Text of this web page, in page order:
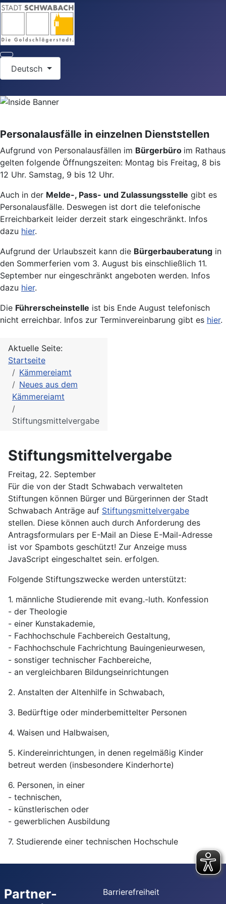
Deutsch
Personalausfälle in einzelnen Dienststellen
Aufgrund von Personalausfällen im Bürgerbüro im Rathaus
gelten folgende Öffnungszeiten: Montag bis Freitag, 8 bis
12 Uhr. Samstag, 9 bis 12 Uhr.
Auch in der Melde-, Pass- und Zulassungsstelle gibt es
Personalausfälle. Deswegen ist dort die telefonische
Erreichbarkeit leider derzeit stark eingeschränkt. Infos
dazu hier.
Aufgrund der Urlaubszeit kann die Bürgerbauberatung in
den Sommerferien vom 3. August bis einschließlich 11.
September nur eingeschränkt angeboten werden. Infos
dazu hier.
Die Führerscheinstelle ist bis Ende August telefonisch
nicht erreichbar. Infos zur Terminvereinbarung gibt es hier.
Aktuelle Seite:
Startseite
Kämmereiamt
Neues aus dem
Kämmereiamt
Stiftungsmittelvergabe
Stiftungsmittelvergabe
Freitag, 22. September
Für die von der Stadt Schwabach verwalteten
Stiftungen können Bürger und Bürgerinnen der Stadt
Schwabach Anträge auf Stiftungsmittelvergabe
stellen. Diese können auch durch Anforderung des
Antragsformulars per E-Mail an Diese E-Mail-Adresse
ist vor Spambots geschützt! Zur Anzeige muss
JavaScript eingeschaltet sein. erfolgen.
Folgende Stiftungszwecke werden unterstützt:
1. männliche Studierende mit evang.-luth. Konfession
- der Theologie
- einer Kunstakademie,
- Fachhochschule Fachbereich Gestaltung,
- Fachhochschule Fachrichtung Bauingenieurwesen,
- sonstiger technischer Fachbereiche,
- an vergleichbaren Bildungseinrichtungen
2. Anstalten der Altenhilfe in Schwabach,
3. Bedürftige oder minderbemittelter Personen
4. Waisen und Halbwaisen,
5. Kindereinrichtungen, in denen regelmäßig Kinder
betreut werden (insbesondere Kinderhorte)
6. Personen, in einer
- technischen,
- künstlerischen oder
- gewerblichen Ausbildung
7. Studierende einer technischen Hochschule
Partner-
Barrierefreiheit